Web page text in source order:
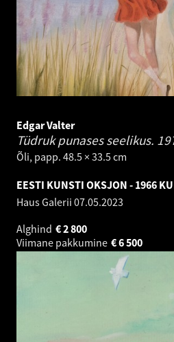
Edgar Valter
Tüdruk punases seelikus.
Õli, papp. 48.5 × 33.5 cm
EESTI KUNSTI OKSJON - 1966
Haus Galerii 07.05.2023
Alghind
2 800
€
Viimane pakkumine
6 500
€